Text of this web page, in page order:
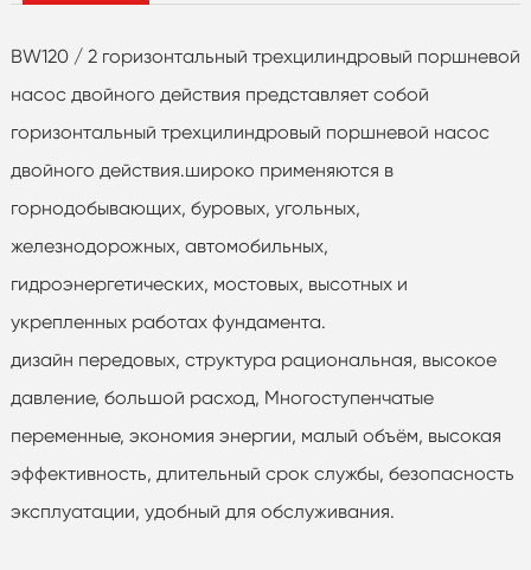
BW120 / 2 горизонтальный трехцилиндровый поршневой
насос двойного действия представляет собой
горизонтальный трехцилиндровый поршневой насос
двойного действия.широко применяются в
горнодобывающих, буровых, угольных,
железнодорожных, автомобильных,
гидроэнергетических, мостовых, высотных и
укрепленных работах фундамента.
дизайн передовых, структура рациональная, высокое
давление, большой расход, Многоступенчатые
переменные, экономия энергии, малый объём, высокая
эффективность, длительный срок службы, безопасность
эксплуатации, удобный для обслуживания.